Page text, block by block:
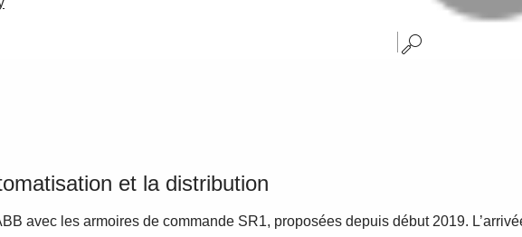
et la distribution
avec les armoires de commande SR1, proposées depuis début 2019.